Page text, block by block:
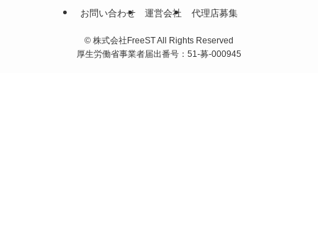
お問い合わせ
運営会社 代理店募集
© 株式会社FreeST All Rights Reserved
厚生労働省事業者届出番号：51-募-000945